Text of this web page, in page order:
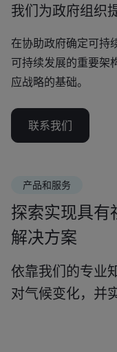
我们为政府组织
在协助政府确定可持
可持续发展的重要架
应战略的基础。
联系我们
产品和服务
探索实现具有
解决方案
依靠我们的专业
对气候变化，并